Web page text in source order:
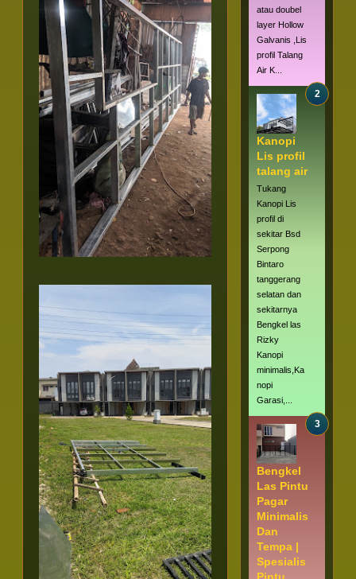
atau doubel
layer Hollow
Galvanis ,Lis
profil Talang
Air K...
Kanopi
Lis profil
talang air
Tukang
Kanopi Lis
profil di
sekitar Bsd
Serpong
Bintaro
tanggerang
selatan dan
sekitarnya
Bengkel las
Rizky
Kanopi
minimalis,Ka
nopi
Garasi,...
Bengkel
Las Pintu
Pagar
Minimalis
Dan
Tempa |
Spesialis
Pintu